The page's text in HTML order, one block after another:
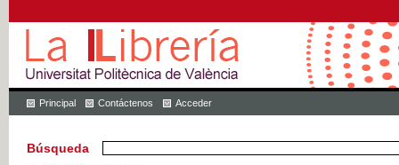
Principal Contáctenos Acceder
Búsqueda